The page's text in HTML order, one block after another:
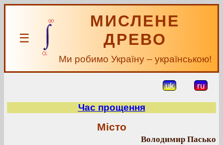
☰
МИСЛЕНЕ
ДРЕВО
Ми робимо Україну – українською!
uk ru
Час прощення
Місто
Володимир Пасько